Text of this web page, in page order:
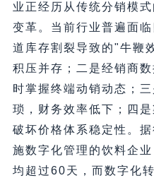
业正经历从传统分销模
变革。当前行业普遍面
道库存割裂导致的"牛鞭
积压并存；二是经销商
时掌握终端动销动态；
琐，财务效率低下；四
破坏价格体系稳定性。
施数字化管理的饮料企
均超过60天，而数字化